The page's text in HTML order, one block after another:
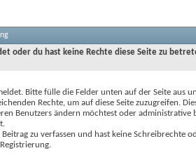
oder du hast keine Rechte diese Seite zu
Bitte fülle die Felder unten auf der Seite aus
Rechte, um auf diese Seite zuzugreifen.
Benutzers ändern möchtest oder administrative
zu verfassen und hast keine Schreibrechte